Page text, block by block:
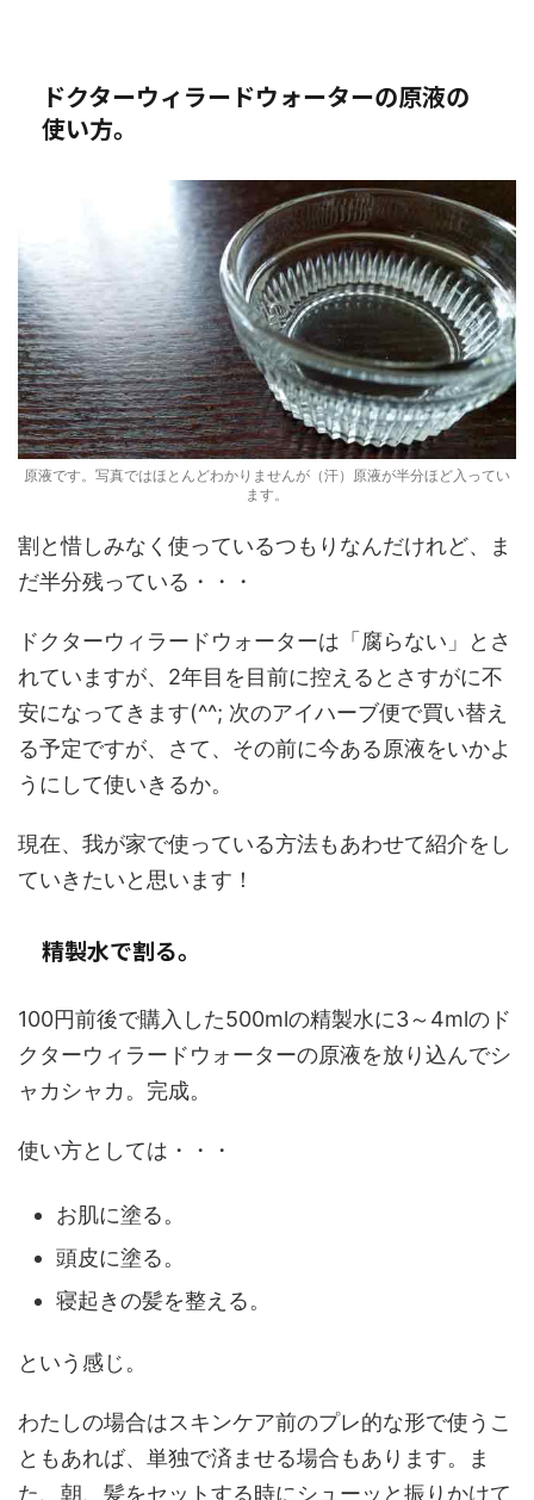
ドクターウィラードウォーターの原液の
使い方。
原液です。写真ではほとんどわかりませんが（汗）原液が半分ほど入ってい
ます。
割と惜しみなく使っているつもりなんだけれど、ま
だ半分残っている・・・
ドクターウィラードウォーターは「腐らない」とさ
れていますが、2年目を目前に控えるとさすがに不
安になってきます(^^; 次のアイハーブ便で買い替え
る予定ですが、さて、その前に今ある原液をいかよ
うにして使いきるか。
現在、我が家で使っている方法もあわせて紹介をし
ていきたいと思います！
精製水で割る。
100円前後で購入した500mlの精製水に3～4mlのド
クターウィラードウォーターの原液を放り込んでシ
ャカシャカ。完成。
使い方としては・・・
お肌に塗る。
頭皮に塗る。
寝起きの髪を整える。
という感じ。
わたしの場合はスキンケア前のプレ的な形で使うこ
ともあれば、単独で済ませる場合もあります。ま
た、朝、髪をセットする時にシューッと振りかけて